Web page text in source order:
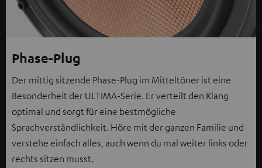
Phase-Plug
Der mittig sitzende Phase-Plug im Mitteltöner ist eine
Besonderheit der ULTIMA-Serie. Er verteilt den Klang
optimal und sorgt für eine bestmögliche
Sprachverständlichkeit. Höre mit der ganzen Familie und
verstehe einfach alles, auch wenn du mal weiter links oder
rechts sitzen musst.